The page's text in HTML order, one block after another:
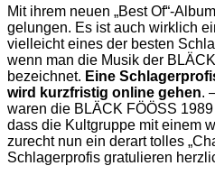
Mit ihrem neuen „Best Of“-
gelungen. Es ist auch wirklich
vielleicht eines der besten
wenn man die Musik der
bezeichnet. Eine
wird kurzfristig online gehen.
waren die BLÄCK FÖÖSS
dass die Kultgruppe mit einem
zurecht nun ein derart tolles
Schlagerprofis gratulieren